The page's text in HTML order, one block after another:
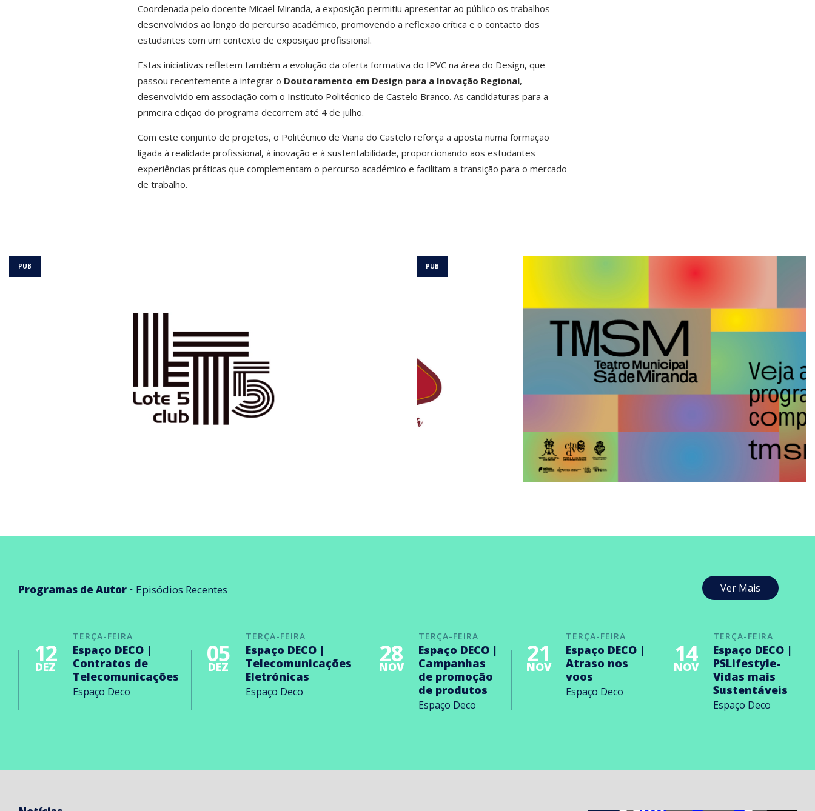
Coordenada pelo docente Micael Miranda, a exposição permitiu apresentar ao público os trabalhos
desenvolvidos ao longo do percurso académico, promovendo a reflexão crítica e o contacto dos
estudantes com um contexto de exposição profissional.
Estas iniciativas refletem também a evolução da oferta formativa do IPVC na área do Design, que
passou recentemente a integrar o Doutoramento em Design para a Inovação Regional,
desenvolvido em associação com o Instituto Politécnico de Castelo Branco. As candidaturas para a
primeira edição do programa decorrem até 4 de julho.
Com este conjunto de projetos, o Politécnico de Viana do Castelo reforça a aposta numa formação
ligada à realidade profissional, à inovação e à sustentabilidade, proporcionando aos estudantes
experiências práticas que complementam o percurso académico e facilitam a transição para o mercado
de trabalho.
Programas de Autor Episódios Recentes Ver Mais
TERÇA-FEIRA
12
DEZ
Espaço DECO |
Contratos de
Telecomunicações
Espaço Deco
TERÇA-FEIRA
05
DEZ
Espaço DECO |
Telecomunicações
Eletrónicas
Espaço Deco
TERÇA-FEIRA
28
NOV
Espaço DECO |
Campanhas
de promoção
de produtos
Espaço Deco
TERÇA-FEIRA
21
NOV
Espaço DECO |
Atraso nos
voos
Espaço Deco
TERÇA-FEIRA
14
NOV
Espaço DECO |
PSLifestyle-
Vidas mais
Sustentáveis
Espaço Deco